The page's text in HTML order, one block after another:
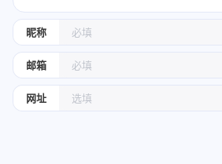
昵称
邮箱
网址